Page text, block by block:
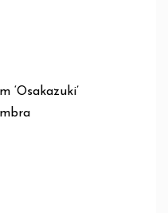
‘Osakazuki’